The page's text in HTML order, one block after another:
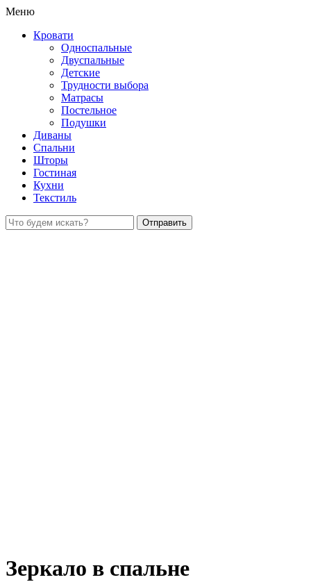
Меню
Кровати
Односпальные
Двуспальные
Детские
Трудности выбора
Матрасы
Постельное
Подушки
Диваны
Спальни
Шторы
Гостиная
Кухни
Текстиль
Зеркало в спальне